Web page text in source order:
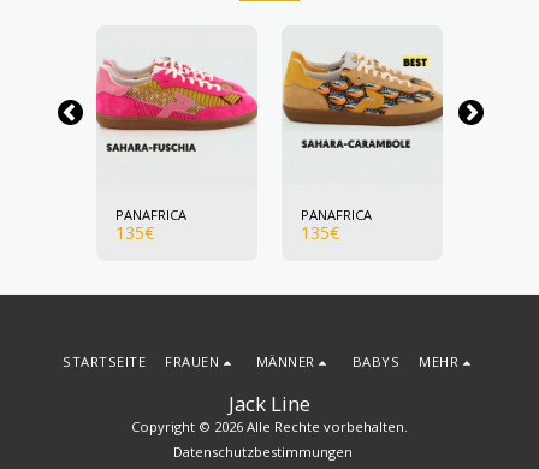
PANAFRICA
135€
PANAFRICA
135€
Jack Line
Copyright © 2026 Alle Rechte vorbehalten.
Datenschutzbestimmungen
STARTSEITE FRAUEN MÄNNER BABYS MEHR